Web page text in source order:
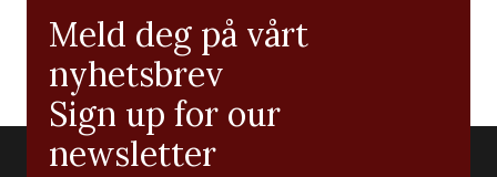
Meld deg på vårt
nyhetsbrev
Sign up for our
newsletter